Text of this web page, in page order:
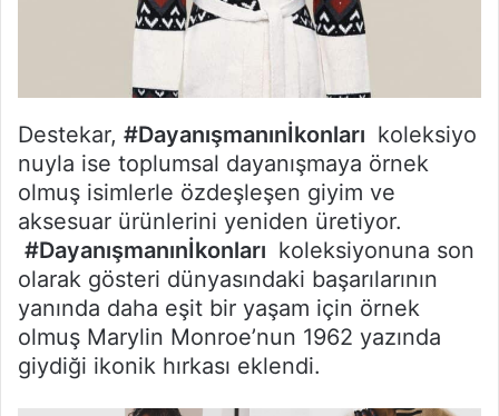
Destekar, #Dayanışmanınİkonları koleksiyo
nuyla ise toplumsal dayanışmaya örnek
olmuş isimlerle özdeşleşen giyim ve
aksesuar ürünlerini yeniden üretiyor.
#Dayanışmanınİkonları koleksiyonuna son
olarak gösteri dünyasındaki başarılarının
yanında daha eşit bir yaşam için örnek
olmuş Marylin Monroe’nun 1962 yazında
giydiği ikonik hırkası eklendi.